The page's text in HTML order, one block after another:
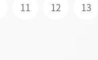
11 12 13